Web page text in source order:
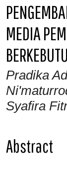
MEDIA
Pradika
Syafira
Abstract